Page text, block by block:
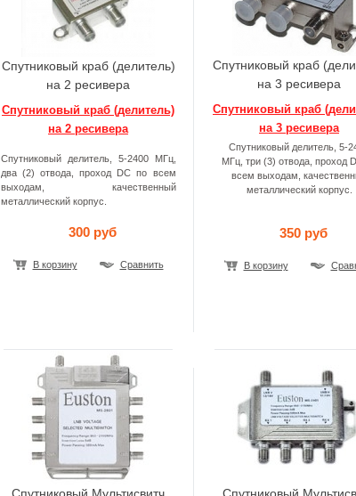
Спутниковый краб (делитель)
на 2 ресивера
Спутниковый краб (делитель)
на 2 ресивера
Спутниковый делитель, 5-2400 МГц,
два (2) отвода, проход DC по всем
выходам, качественный
металлический корпус.
300 руб
В корзину Сравнить
Спутниковый краб
на 3 ресивера
Спутниковый краб
на 3 ресивера
Спутниковый делитель, 5-
МГц, три (3) отвода, проход
всем выходам,
металлический корпус.
350 руб
В корзину